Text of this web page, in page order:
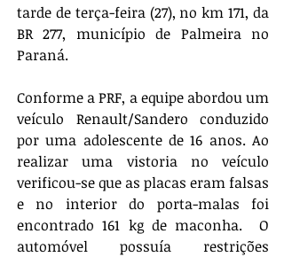
tarde de terça-feira (27), no km 171, da
BR 277, município de Palmeira no
Paraná.
Conforme a PRF, a equipe abordou um
veículo Renault/Sandero conduzido
por uma adolescente de 16 anos. Ao
realizar uma vistoria no veículo
verificou-se que as placas eram falsas
e no interior do porta-malas foi
encontrado 161 kg de maconha.  O
automóvel possuía restrições